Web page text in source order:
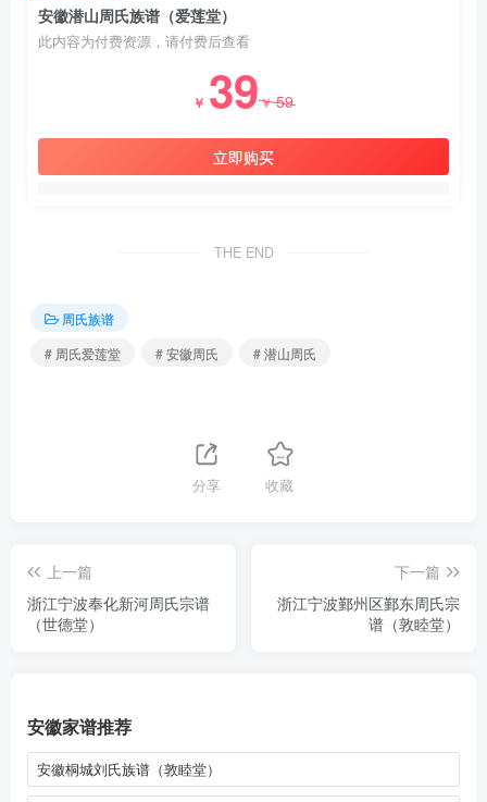
安徽潜山周氏族谱（爱莲堂）
此内容为付费资源，请付费后查看
￥ 39￥59
立即购买
THE END
周氏族谱
# 周氏爱莲堂
# 安徽周氏 # 潜山周氏
分享 收藏
上一篇
浙江宁波奉化新河周氏宗谱
（世德堂）
下一篇
浙江宁波鄞州区鄞东周氏宗
谱（敦睦堂）
安徽家谱推荐
安徽桐城刘氏族谱（敦睦堂）